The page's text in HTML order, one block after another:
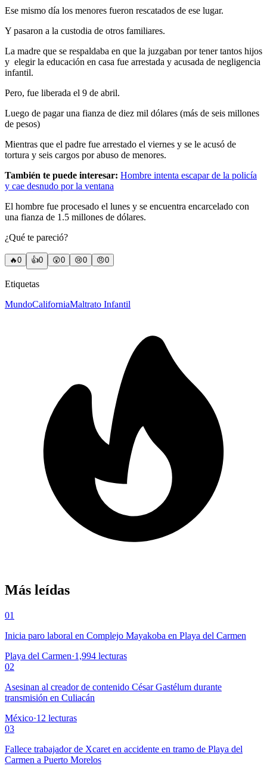
Ese mismo día los menores fueron rescatados de ese lugar.
Y pasaron a la custodia de otros familiares.
La madre que se respaldaba en que la juzgaban por tener tantos hijos
y elegir la educación en casa fue arrestada y acusada de negligencia
infantil.
Pero, fue liberada el 9 de abril.
Luego de pagar una fianza de diez mil dólares (más de seis millones
de pesos)
Mientras que el padre fue arrestado el viernes y se le acusó de
tortura y seis cargos por abuso de menores.
También te puede interesar: Hombre intenta escapar de la policía
y cae desnudo por la ventana
El hombre fue procesado el lunes y se encuentra encarcelado con
una fianza de 1.5 millones de dólares.
¿Qué te pareció?
🔥0 👍0 😲0 😢0 😠0
Etiquetas
MundoCaliforniaMaltrato Infantil
Más leídas
01
Inicia paro laboral en Complejo Mayakoba en Playa del Carmen
Playa del Carmen·1,994 lecturas
02
Asesinan al creador de contenido César Gastélum durante
transmisión en Culiacán
México·12 lecturas
03
Fallece trabajador de Xcaret en accidente en tramo de Playa del
Carmen a Puerto Morelos